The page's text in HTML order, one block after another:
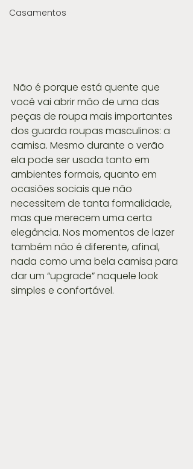
Casamentos
você vai abrir mão de uma das
peças de roupa mais importantes
dos guarda roupas masculinos: a
camisa. Mesmo durante o verão
ela pode ser usada tanto em
ambientes formais, quanto em
ocasiões sociais que não
necessitem de tanta formalidade,
mas que merecem uma certa
elegância. Nos momentos de lazer
também não é diferente, afinal,
nada como uma bela camisa para
dar um “upgrade” naquele look
simples e confortável.